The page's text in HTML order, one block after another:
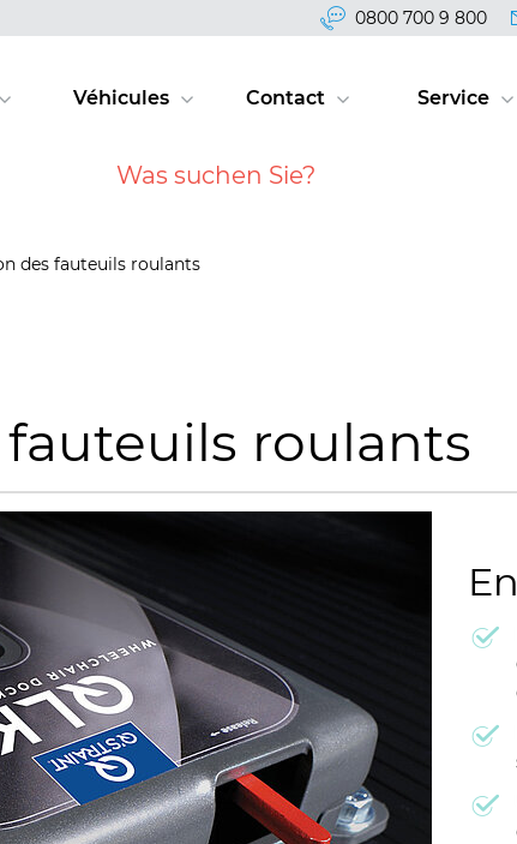
0800 700 9 800
Véhicules Contact Service
des fauteuils roulants
roulants